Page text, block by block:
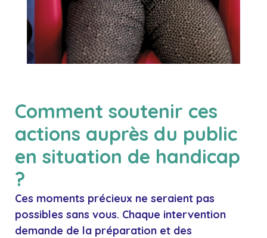
Comment soutenir ces
actions auprès du public
en situation de handicap
?
Ces moments précieux ne seraient pas
possibles sans vous. Chaque intervention
demande de la préparation et des